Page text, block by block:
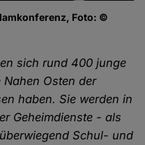
Foto: ©
sich rund 400 junge
Osten der
haben. Sie werden in
Geheim­dienste - als
Schul- und